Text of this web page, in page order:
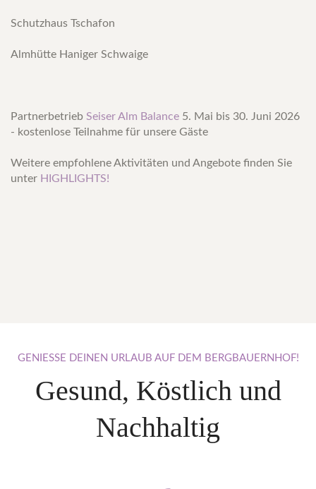
Schutzhaus Tschafon
Almhütte Haniger Schwaige
Partnerbetrieb Seiser Alm Balance 5. Mai bis 30. Juni 2026
- kostenlose Teilnahme für unsere Gäste
Weitere empfohlene Aktivitäten und Angebote finden Sie
unter HIGHLIGHTS!
GENIESSE DEINEN URLAUB AUF DEM BERGBAUERNHOF!
Gesund, Köstlich und
Nachhaltig